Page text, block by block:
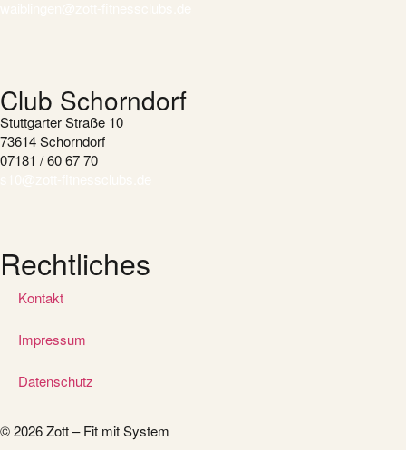
Club Schorndorf
Stuttgarter Straße 10
73614 Schorndorf
07181 / 60 67 70
Rechtliches
Kontakt
Impressum
Datenschutz
© 2026 Zott – Fit mit System